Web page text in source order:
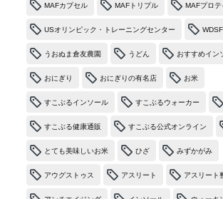
MAFカプセル MAFトリプル MAFプロテ
USオリンピック・トレーニングセンター
うおぬま倉友農園 うどん おすすめイン
おにぎり おにぎりの有名店 お米
すこぶるインソール すこぶるウォーカー
すこぶる健康通販 すこぶる公式オンライン
とても美味しいお米 ひざ みずかがみ
アウグストゥス アスリート アスリート